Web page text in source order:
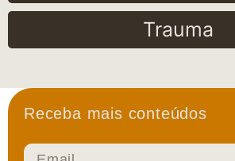
Trauma
Receba mais conteúdos